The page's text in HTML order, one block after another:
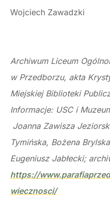
Wojciech Zawadzki
Archiwum Liceum
w Przedborzu, akta
Miejskiej Biblioteki
Informacje: USC i
Joanna Zawisza
Tymińska, Bożena
Eugeniusz Jabłecki;
https://
wiecznosci/